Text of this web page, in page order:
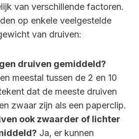
van verschillende factoren.
op enkele veelgestelde
van druiven:
druiven gemiddeld?
meestal tussen de 2 en 10
dat de meeste druiven
zwaar zijn als een paperclip.
ook zwaarder of lichter
Ja, er kunnen